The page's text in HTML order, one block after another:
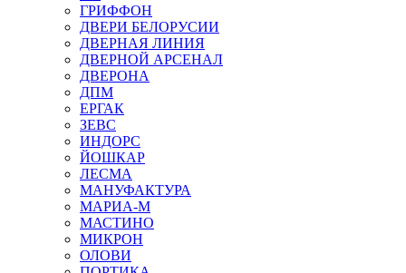
ГРИФФОН
ДВЕРИ БЕЛОРУСИИ
ДВЕРНАЯ ЛИНИЯ
ДВЕРНОЙ АРСЕНАЛ
ДВЕРОНА
ДПМ
ЕРГАК
ЗЕВС
ИНДОРС
ЙОШКАР
ЛЕСМА
МАНУФАКТУРА
МАРИА-М
МАСТИНО
МИКРОН
ОЛОВИ